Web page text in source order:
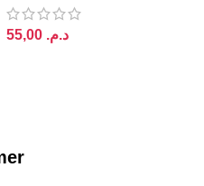
د.م.